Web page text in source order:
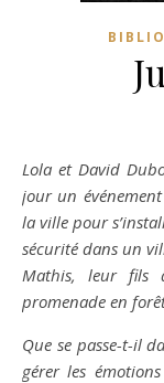
Lola et David Dubois ne se doutaient pas qu’ils vivraient un
jour un
la ville pour
sécurité dans un
Mathis, leur fils
promenade en
Que se passe-t-il
gérer les